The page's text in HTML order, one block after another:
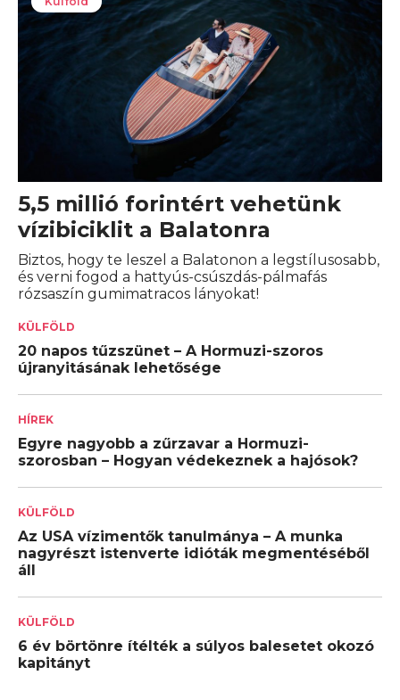
5,5 millió forintért vehetünk
vízibiciklit a Balatonra
Biztos, hogy te leszel a Balatonon a legstílusosabb,
és verni fogod a hattyús-csúszdás-pálmafás
rózsaszín gumimatracos lányokat!
KÜLFÖLD
20 napos tűzszünet – A Hormuzi-szoros
újranyitásának lehetősége
HÍREK
Egyre nagyobb a zűrzavar a Hormuzi-
szorosban – Hogyan védekeznek a hajósok?
KÜLFÖLD
Az USA vízimentők tanulmánya – A munka
nagyrészt istenverte idióták megmentéséből
áll
KÜLFÖLD
6 év börtönre ítélték a súlyos balesetet okozó
kapitányt